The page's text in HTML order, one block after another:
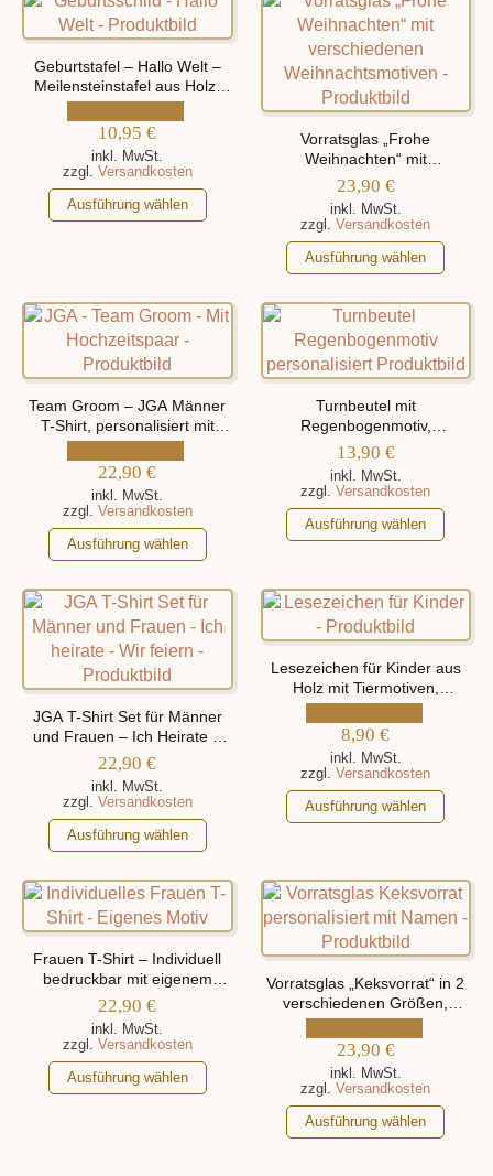
mehrere
Varianten
auf.
Die
Optionen
können
der
Produktseite
gewählt
mehrere
Varianten
auf.
Die
Optionen
können
auf
Produktseite
gewählt
werden
Geburtstafel – Hallo Welt –
Meilensteinstafel aus Holz,
personalisiert mit Namen und
Geburtsdaten
10,95€
inkl. MwSt.
zzgl. Versandkosten
Ausführung wählen
Dieses
Produkt
auf.
Die
Optionen
auf
der
Produktseite
gewählt
werden
Vorratsglas „Frohe
Weihnachten“ mit
verschiedenen
Weihnachtsmotiven
23,90 €
inkl. MwSt.
zzgl.Versandkosten
Ausführung wählen
Dieses
Produkt
weist
mehrere
Varianten
auf.
Optionen
können
der
Produktseite
gewählt
Team Groom – JGA Männer
T-Shirt, personalisiert mit
Namen des Hochzeitspaars
22,90€
inkl. MwSt.
zzgl. Versandkosten
Ausführung wählen
Dieses
Produkt
weist
mehrere
Varianten
auf.
Die
Optionen
können
Produktseite
gewählt
werden
Turnbeutel mit
Regenbogenmotiv,
personalisiert mit Namen
13,90 €
inkl. MwSt.
zzgl.Versandkosten
Ausführung wählen
Dieses
Produkt
mehrere
Varianten
auf.
Die
Optionen
Produktseite
gewählt
JGA T-Shirt Set für Männer
und Frauen – Ich Heirate –
Wir Feiern, personalisiert mit
Namen
22,90€
inkl. MwSt.
zzgl. Versandkosten
Ausführung wählen
Dieses
Produkt
weist
mehrere
Varianten
Die
Optionen
können
auf
der
Produktseite
Lesezeichen für Kinder aus
Holz mit Tiermotiven,
personalisiert mit Name
8,90€
inkl. MwSt.
zzgl.Versandkosten
Ausführung wählen
Dieses
Produkt
Varianten
auf.
können
auf
der
Produktseite
gewählt
werden
Frauen T-Shirt – Individuell
bedruckbar mit eigenem
Motiv
22,90€
inkl. MwSt.
zzgl. Versandkosten
Ausführung wählen
Dieses
Produkt
Vorratsglas „Keksvorrat“ in 2
verschiedenen Größen,
personalisiert mit Namen
23,90 €
inkl. MwSt.
zzgl.Versandkosten
Ausführung wählen
Dieses
Produkt